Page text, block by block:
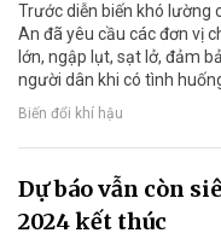
Trước diễn biến khó lường
An đã yêu cầu các đơn vị
lớn, ngập lụt, sạt lở, đảm
người dân khi có tình
Biến đổi khí hậu
Dự báo vẫn còn
2024 kết thúc